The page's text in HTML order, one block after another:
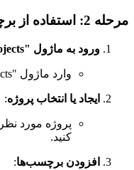
مرحله 2: استفاده از برچسب‌ها برای پروژه‌ها
ورود به ماژول "Projects"
وارد ماژول "Projects" شوید.
ایجاد یا انتخاب پروژه:
پروژه مورد نظر
کنید.
افزودن برچسب‌ها: